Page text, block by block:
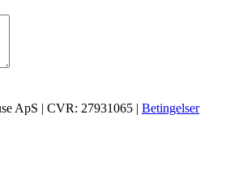
ApS | CVR: 27931065 | Betingelser